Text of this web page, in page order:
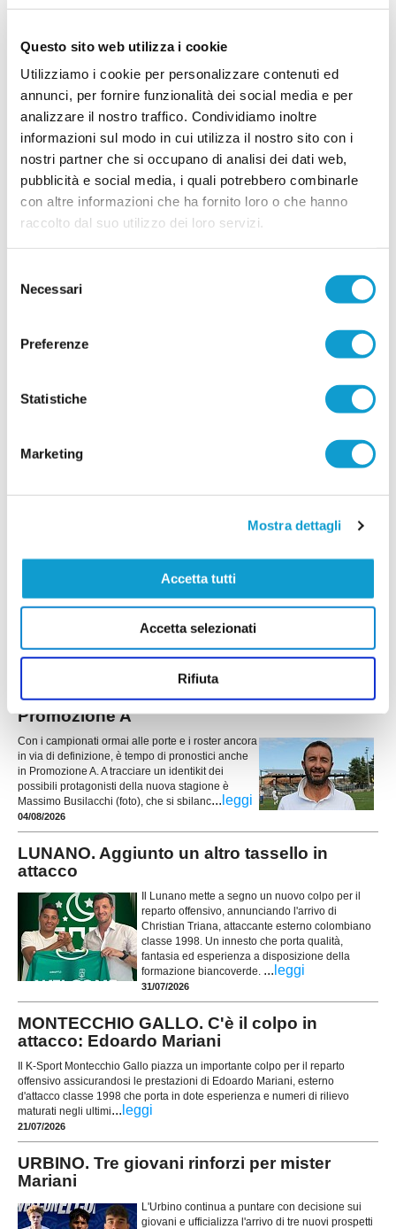
Questo sito web utilizza i cookie
Utilizziamo i cookie per personalizzare contenuti ed
annunci, per fornire funzionalità dei social media e per
analizzare il nostro traffico. Condividiamo inoltre
informazioni sul modo in cui utilizza il nostro sito con i
nostri partner che si occupano di analisi dei dati web,
pubblicità e social media, i quali potrebbero combinarle
con altre informazioni che ha fornito loro o che hanno
raccolto dal suo utilizzo dei loro servizi.
delNecessari
Preferenze
Statistiche
Marketing
Mostra dettagli
Accetta tutti
Accetta selezionati
Rifiuta
sull'annata sportiva 2026/2027, presentando ufficialmente squadra, staff
06/08/2026
K-SPORT MONTECCHIO GALLO. C'è la
firma del difensore Allegrucci
Il K Sport Montecchio Gallo rinforza il reparto
arretrato con l'arrivo di Manuel Allegrucci. Il
a disposizione di mister ... leggi
06/08/2026
URBANIA. Colpo in attacco: arriva
Chornopyshchuk (foto), classe 1995, ex Aurora
Treia e nelle due precedenti stagioni al Trodica. Il
Maceratese, Valdichienti Ponte, Civitanovese e
Matelica confermandosi attaccante di grande
Il Vismara aggiunge un nuovo tassello al proprio attacco ufficializzando
l'arrivo di Wiktor Karol Paszynski, attaccante classe 2005 che andrà a
FALCO ACQUALAGNA, sfida...Promozione:
mercato, obiettivi e test estivi
...leggi
BUSILACCHI svela i protagonisti della
Promozione A
Con i campionati ormai alle porte e i roster ancora
in via di definizione, è tempo di pronostici anche
in Promozione A. A tracciare un identikit dei
possibili protagonisti della nuova stagione è
Massimo Busilacchi (foto), che si sbilanc... leggi
04/08/2026
LUNANO. Aggiunto un altro tassello in
attacco
Il Lunano mette a segno un nuovo colpo per il
reparto offensivo, annunciando l'arrivo di
Christian Triana, attaccante esterno colombiano
classe 1998. Un innesto che porta qualità,
fantasia ed esperienza a disposizione della
formazione biancoverde. ... leggi
31/07/2026
MONTECCHIO GALLO. C'è il colpo in
attacco: Edoardo Mariani
Il K-Sport Montecchio Gallo piazza un importante colpo per il reparto
offensivo assicurandosi le prestazioni di Edoardo Mariani, esterno
d'attacco classe 1998 che porta in dote esperienza e numeri di rilievo
maturati negli ultimi... leggi
21/07/2026
URBINO. Tre giovani rinforzi per mister
Mariani
L'Urbino continua a puntare con decisione sui
giovani e ufficializza l'arrivo di tre nuovi prospetti